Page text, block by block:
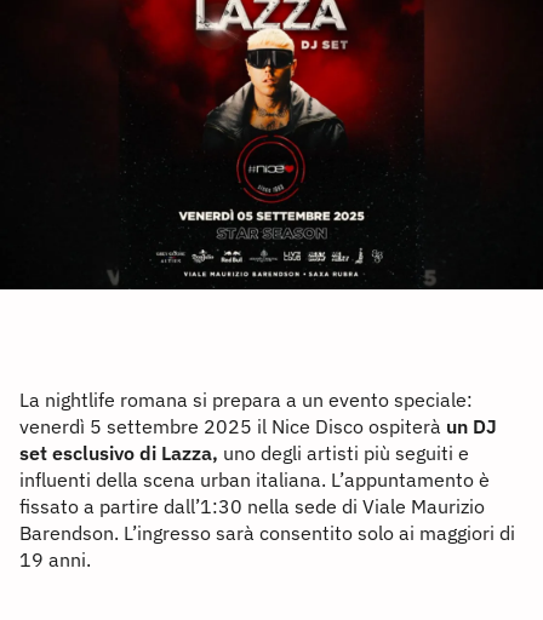
La nightlife romana si prepara a un evento speciale:
venerdì 5 settembre 2025 il Nice Disco ospiterà un DJ
set esclusivo di Lazza, uno degli artisti più seguiti e
influenti della scena urban italiana. L’appuntamento è
fissato a partire dall’1:30 nella sede di Viale Maurizio
Barendson. L’ingresso sarà consentito solo ai maggiori di
19 anni.